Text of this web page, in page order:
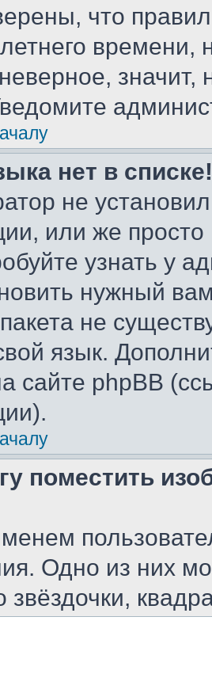
что
значит,
нет в списке!
не
или же
узнать у
нужный
не
язык.
сайте phpBB
поместить
Одно из них
звёздочки,